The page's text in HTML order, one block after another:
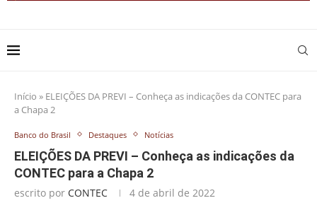
Início » ELEIÇÕES DA PREVI – Conheça as indicações da CONTEC para
a Chapa 2
Banco do Brasil Destaques Notícias
ELEIÇÕES DA PREVI – Conheça as indicações da
CONTEC para a Chapa 2
escrito por CONTEC 4 de abril de 2022